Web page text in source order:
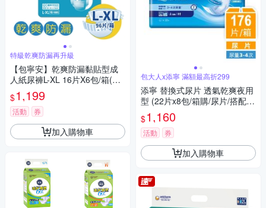
特級乾爽防漏再升級
【包寧安】乾爽防漏黏貼型成
人紙尿褲L-XL 16片X6包/箱(共9
6片)
$1,199
活動 券
加入購物車
包大人x添寧 滿額最高折299
添寧 替換式尿片 透氣乾爽夜用
型 (22片x8包/箱購/尿片/搭配成
人紙尿褲)
$1,160
活動 券
加入購物車